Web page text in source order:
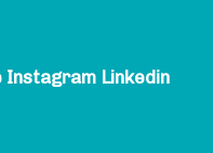
Instagram Linkedin